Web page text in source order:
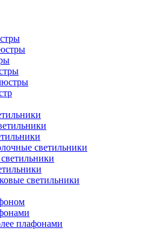
светильники
светильники
плафонами